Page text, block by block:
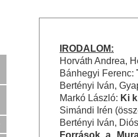
IRODALOM:
Horváth Andrea,
Bánhegyi Ferenc:
Bertényi Iván,
Markó László: Ki
Simándi Irén
Bertényi Iván,
Források a